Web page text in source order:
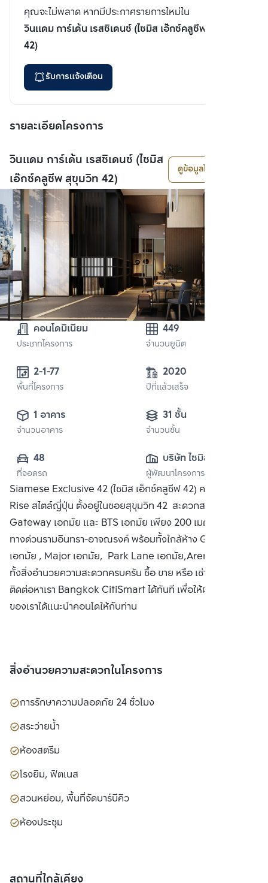
คุณจะไม่พลาด หากมีประกาศรายการใหม่ใน
วินแดม การ์เด้น เรสซิเดนซ์ (ไซมิส เอ๊กซ์คลูซีพ สุขุมวิท
42)
รับการแจ้งเตือน
รายละเอียดโครงการ
วินแดม การ์เด้น เรสซิเดนซ์ (ไซมิส
เอ๊กซ์คลูซีพ สุขุมวิท 42)
ดูข้อมูลโครงการ
คอนโดมิเนียม
ประเภทโครงการ
449
จำนวนยูนิต
2-1-77
พื้นที่โครงการ
2020
ปีที่แล้วเสร็จ
1 อาคาร
จำนวนอาคาร
31 ชั้น
จำนวนชั้น
48
ที่จอดรถ
บริษัท ไซมิส แอส
เสท จำกัด (มหาชน)
ผู้พัฒนาโครงการ
Siamese Exclusive 42 (ไซมิส เอ็กซ์คลูซีฟ 42) คอนโด High
Rise สไตล์ญี่ปุ่น ตั้งอยู่ในซอยสุขุมวิท 42 สะดวกสบาย ใกล้
Gateway เอกมัย และ BTS เอกมัย เพียง 200 เมตร ใกล้
ทางด่วนรามอินทรา-อาจณรงค์ พร้อมทั้งใกล้ห้าง Gateway
เอกมัย , Major เอกมัย, Park Lane เอกมัย,Arena 10 พร้อม
ทั้งสิ่งอำนวยความสะดวกครบครัน ซื้อ ขาย หรือ เช่า คอนโด
ติดต่อหาเรา Bangkok CitiSmart ได้ทันที เพื่อให้ผู้เชี่ยวชาญ
ของเราได้แนะนำคอนโดให้กับท่าน
สิ่งอำนวยความสะดวกในโครงการ
การรักษาความปลอดภัย 24 ชั่วโมง
สระว่ายน้ำ
ห้องสตรีม
โรงยิม, ฟิตเนส
สวนหย่อม, พื้นที่จัดบาร์บีคิว
ห้องประชุม
สถานที่ใกล้เคียง